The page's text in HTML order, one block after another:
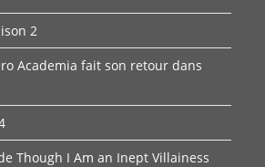
2
Academia fait son retour dans
Though I Am an Inept Villainess